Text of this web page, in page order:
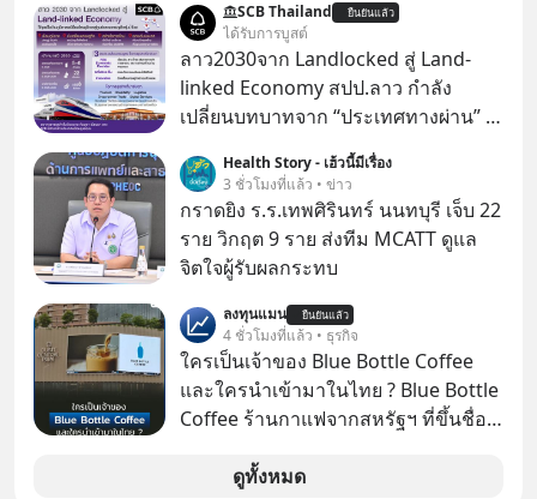
หรือ Jeff Bezos บอกไว้หรือเปล่า ภาพ
ฝันที่มหาเศรษฐีซิลิคอนแวลลีย์วาดไว้ว่า
มนุษย์นับล้านจะไปสร้างอาณานิคม
ใหม่ ล้อมรอบด้วยเทคโนโลยีสุดล้ำ อาจ
ไว้ใต้พรมคือ ดาวอังคารเป็นเพียงนรกที่
เต็มไปด้วยรังสีมรณะและฝุ่นพิษ แล้ว
ทำไมบรรดาผู้นำเทคโนโลยีถึงยัง
พยายามหลอกขายฝันลมๆ แล้งๆ นี้ให้
กับคนทั้งโลก พวกเขากำลังซ่อนความ
ลับอะไรไว้เบื้องหลังโปรเจกต์อวกาศที่
ผลาญทรัพยากรมหาศาล วันนี้เราจะมา
กะเทาะเปลือกความลวงโลกนี้กัน ใครที่
คิดว่าอนาคตของมนุษยชาติอยู่บนดาว
ดวงอื่น เลือกฟังกันได้เลยนะครับ อย่า
ลืมกด Follow ติดตาม PodCast ช่อง
Geek Forever’s Podcast ของผมกัน
SCB Thailand ยืนยันแล้ว
ได้รับการบูสต์
ลาว2030จาก Landlocked สู่ Land-
linked Economy สปป.ลาว กำลัง
เปลี่ยนบทบาทจาก “ประเทศทางผ่าน” สู่
“ศูนย์กลางเศรษฐกิจและโลจิสติกส์”
ของอนุภูมิภาคลุ่มแม่น้ำโขง
Health Story - เฮ้วนี้มีเรื่อง
3 ชั่วโมงที่แล้ว • ข่าว
กราดยิง ร.ร.เทพศิรินทร์ นนทบุรี เจ็บ 22
ราย วิกฤต 9 ราย ส่งทีม MCATT ดูแล
จิตใจผู้รับผลกระทบ
ลงทุนแมน ยืนยันแล้ว
4 ชั่วโมงที่แล้ว • ธุรกิจ
ใครเป็นเจ้าของ Blue Bottle Coffee
และใครนำเข้ามาในไทย ? Blue Bottle
Coffee ร้านกาแฟจากสหรัฐฯ ที่ขึ้นชื่อ
แรกในประเทศไทย ที่ Central Park
ดูทั้งหมด